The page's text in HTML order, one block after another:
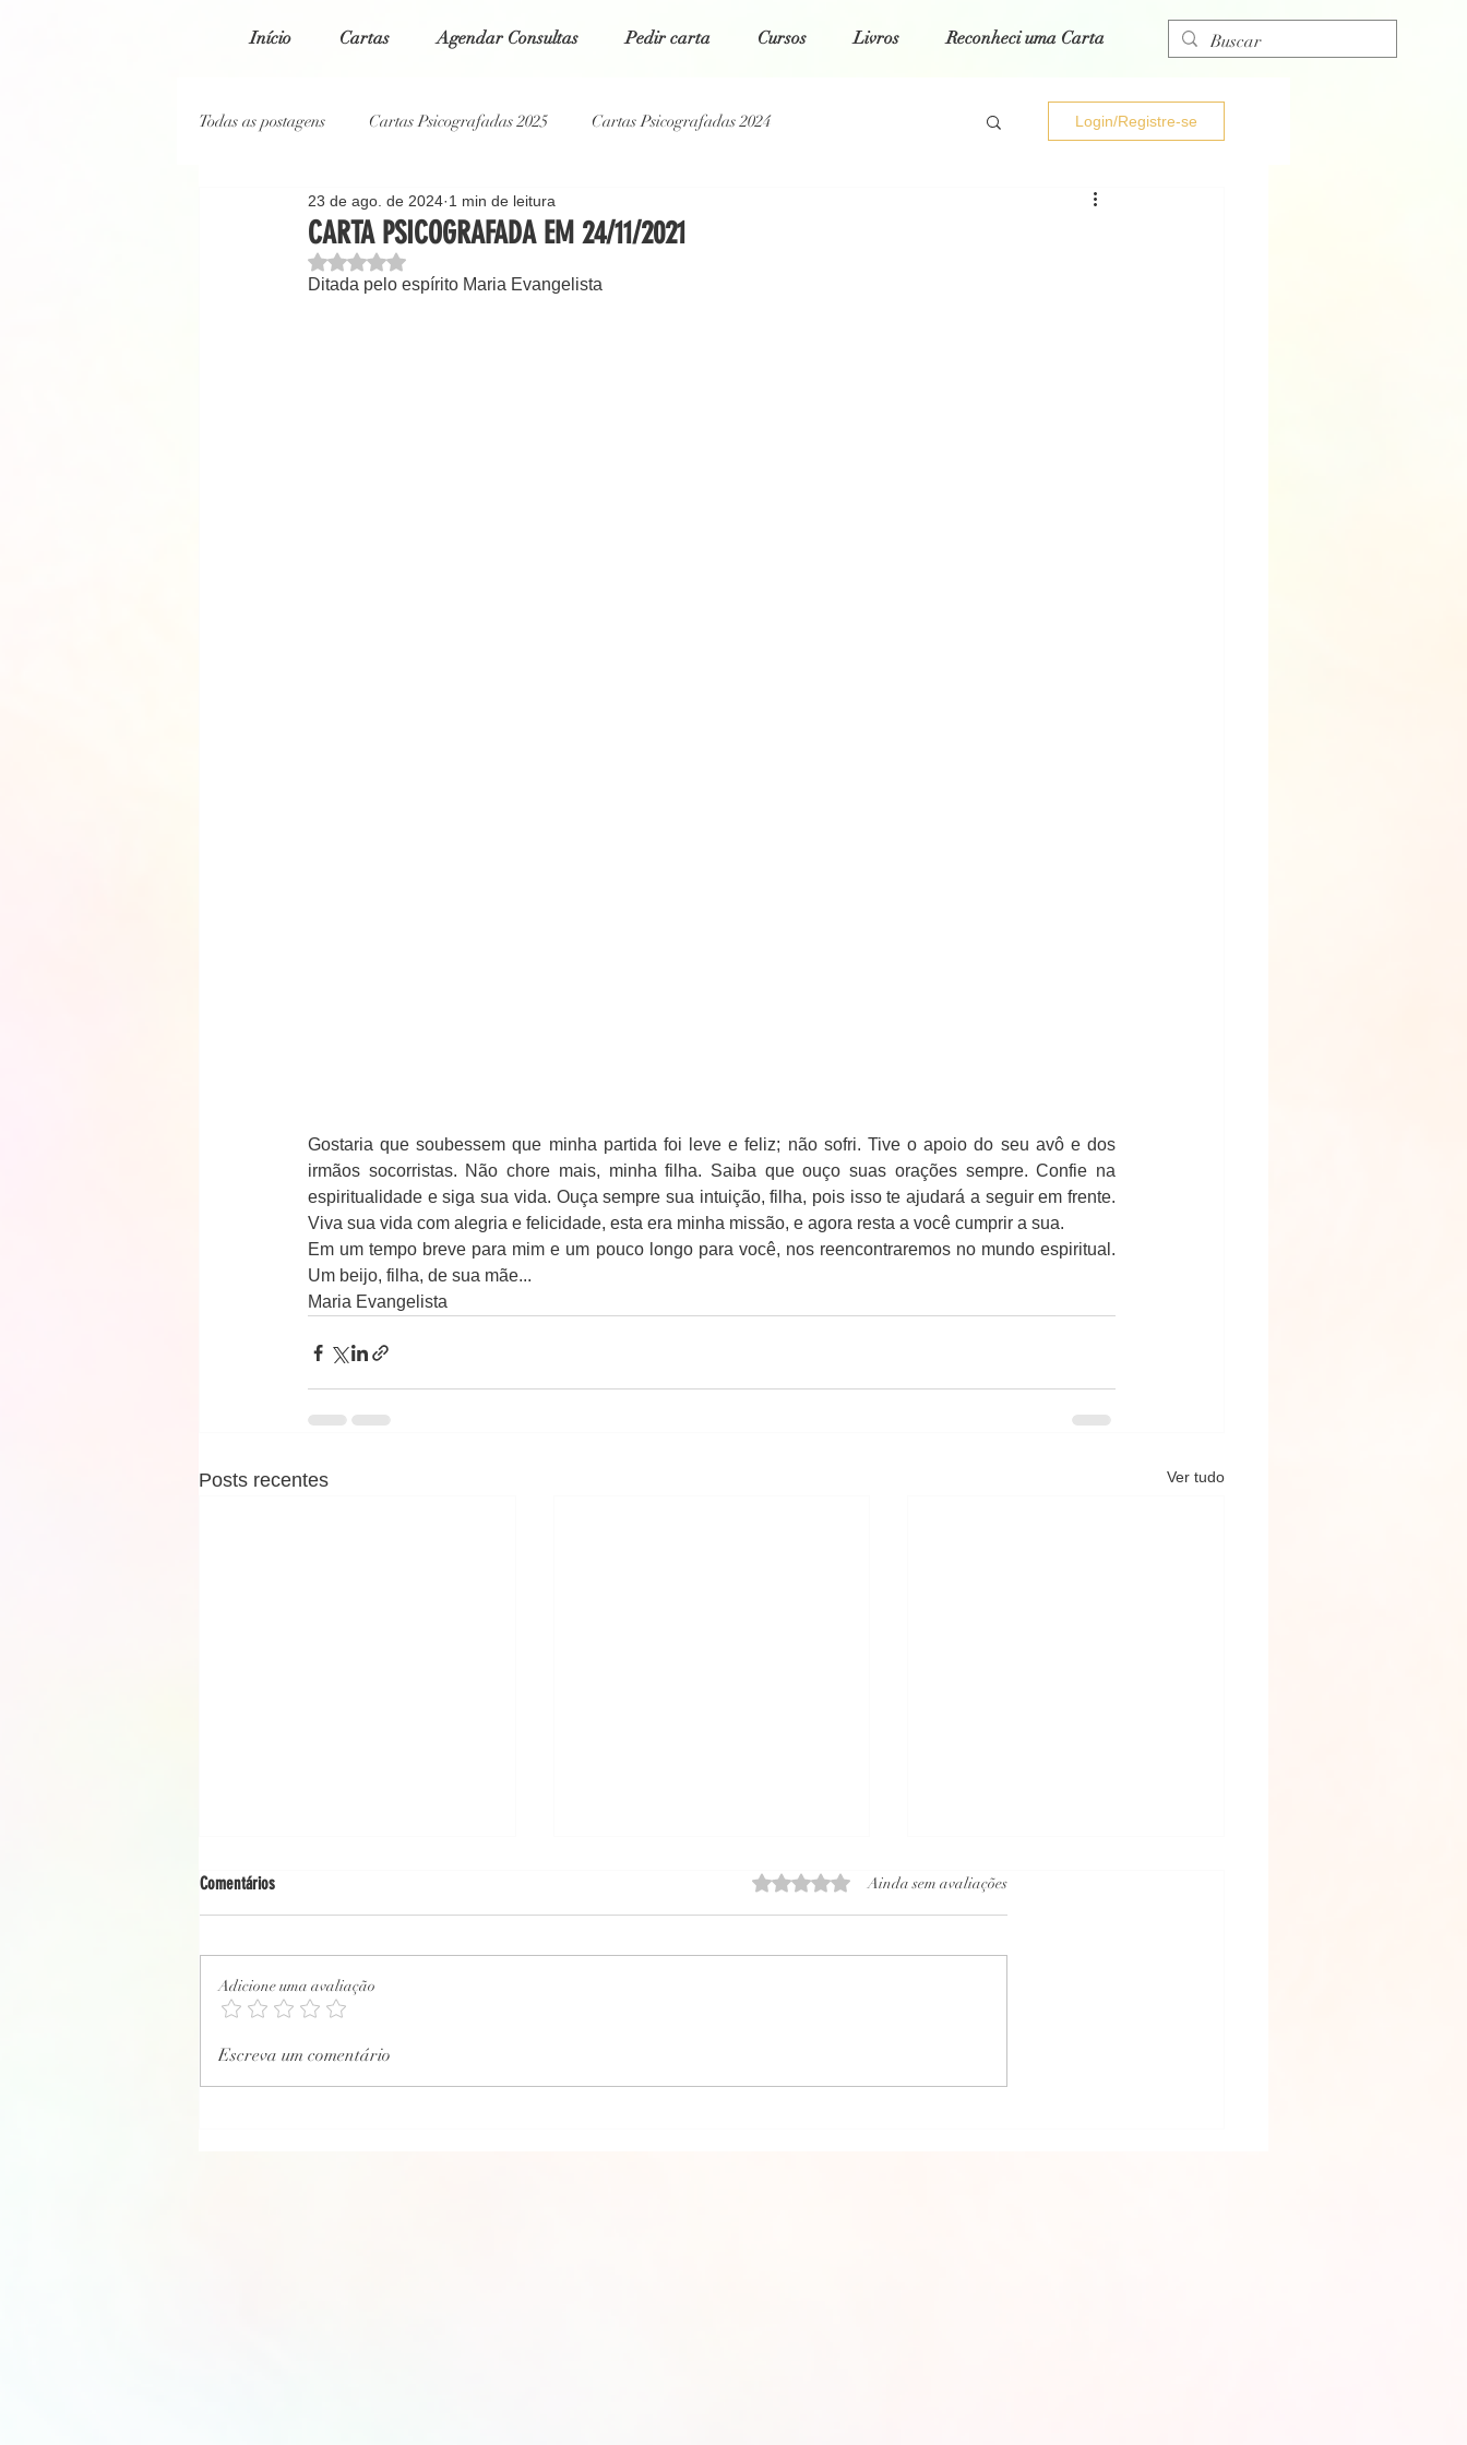
Início Cartas Agendar Consultas Pedir carta Cursos Livros Reconheci uma Carta
Todas as postagens Cartas Psicografadas 2025 Cartas Psicografadas 2024
Cartas Psicografadas 2023 Cartas Psicografadas 2022
Cartas Psicografadas 2020 Blog Espiritual
Login/Registre-se
CARTA PSICOGRAFADA EM 24/11/2021
23 de ago. de 2024 1 min de leitura
Avaliado com NaN de 5 estrelas.
Ditada pelo espírito Maria Evangelista
Gostaria que soubessem que minha partida foi leve e feliz; não sofri. Tive o apoio do seu avô e dos
irmãos socorristas. Não chore mais, minha filha. Saiba que ouço suas orações sempre. Confie na
espiritualidade e siga sua vida. Ouça sempre sua intuição, filha, pois isso te ajudará a seguir em frente.
Viva sua vida com alegria e felicidade, esta era minha missão, e agora resta a você cumprir a sua.
Em um tempo breve para mim e um pouco longo para você, nos reencontraremos no mundo espiritual.
Um beijo, filha, de sua mãe...
Maria Evangelista
Posts recentes Ver tudo
Comentários Avaliado com 0 de 5 estrelas.
Ainda sem avaliações
Adicione uma avaliação
Escreva um comentário